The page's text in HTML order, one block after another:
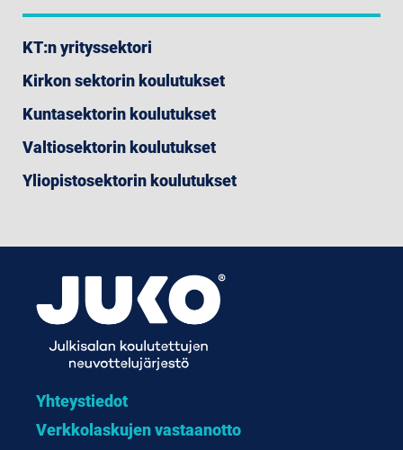
KT:n yrityssektori
Kirkon sektorin koulutukset
Kuntasektorin koulutukset
Valtiosektorin koulutukset
Yliopistosektorin koulutukset
Yhteystiedot
Verkkolaskujen vastaanotto